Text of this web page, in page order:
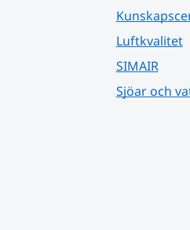
Luftkvalitet
SIMAIR
Sjöar och